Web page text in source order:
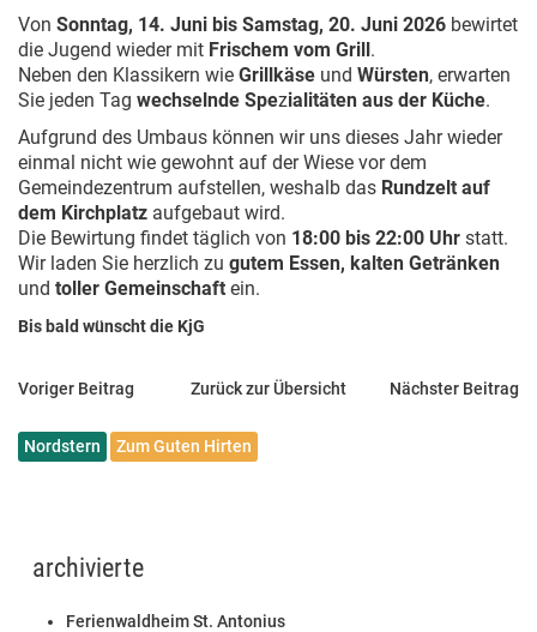
Von Sonntag, 14. Juni bis Samstag, 20. Juni 2026 bewirtet
die Jugend wieder mit Frischem vom Grill.
Neben den Klassikern wie Grillkäse und Würsten, erwarten
Sie jeden Tag wechselnde Spezialitäten aus der Küche.
Aufgrund des Umbaus können wir uns dieses Jahr wieder
einmal nicht wie gewohnt auf der Wiese vor dem
Gemeindezentrum aufstellen, weshalb das Rundzelt auf
dem Kirchplatz aufgebaut wird.
Die Bewirtung findet täglich von 18:00 bis 22:00 Uhr statt.
Wir laden Sie herzlich zu gutem Essen, kalten Getränken
und toller Gemeinschaft ein.
Bis bald wünscht die KjG
Voriger Beitrag Zurück zur Übersicht Nächster Beitrag
Nordstern Zum Guten Hirten
archivierte
Ferienwaldheim St. Antonius